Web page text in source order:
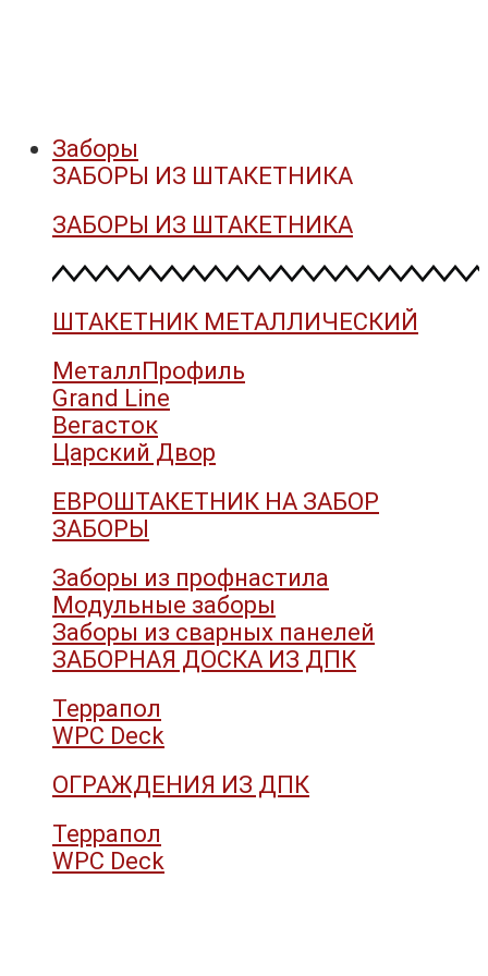
Заборы
ЗАБОРЫ ИЗ ШТАКЕТНИКА
ЗАБОРЫ ИЗ ШТАКЕТНИКА
ШТАКЕТНИК МЕТАЛЛИЧЕСКИЙ
МеталлПрофиль
Grand Line
Вегасток
Царский Двор
ЕВРОШТАКЕТНИК НА ЗАБОР
ЗАБОРЫ
Заборы из профнастила
Модульные заборы
Заборы из сварных панелей
ЗАБОРНАЯ ДОСКА ИЗ ДПК
Террапол
WPC Deck
ОГРАЖДЕНИЯ ИЗ ДПК
Террапол
WPC Deck